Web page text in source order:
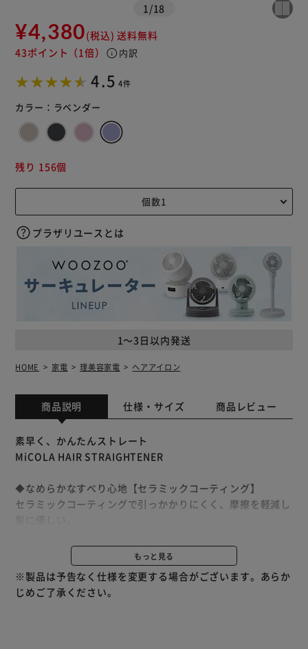
1 /18
¥4,380(税込) 送料無料
43ポイント （1倍） info 内訳
4.5 4件
カラー： ラベンダー
1～3日以内発送
残り 156個
プラザリユースとは
HOME 家電 理美容家電 ヘアアイロン
商品説明 仕様・サイズ 商品レビュー
素早く、かんたんストレート
MiCOLA HAIR STRAIGHTENER
◆なめらかなすべり心地【セラミックコーティング】
セラミックコーティングで引っかかりにくく、摩擦を軽減し
楽しめます。
◆選べる5段階温度調節
髪質に合わせて、お好みのスタイリングに。
もっと見る
※製品は予告なく仕様を変更する場合がございます。あらか
じめご了承ください。